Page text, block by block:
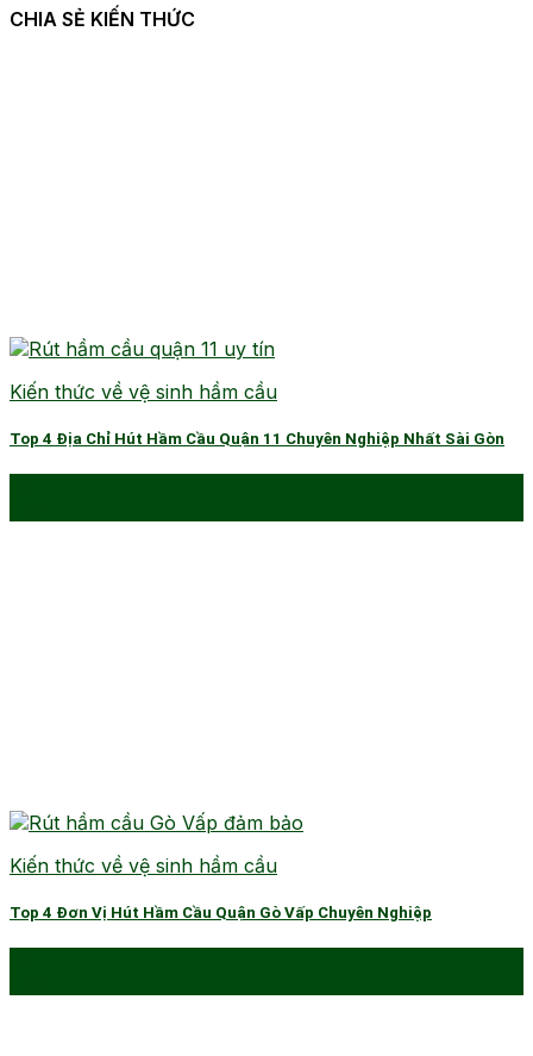
CHIA SẺ KIẾN THỨC
Kiến thức về vệ sinh hầm cầu
Top 4 Địa Chỉ Hút Hầm Cầu Quận 11 Chuyên Nghiệp Nhất Sài Gòn
Kiến thức về vệ sinh hầm cầu
Top 4 Đơn Vị Hút Hầm Cầu Quận Gò Vấp Chuyên Nghiệp